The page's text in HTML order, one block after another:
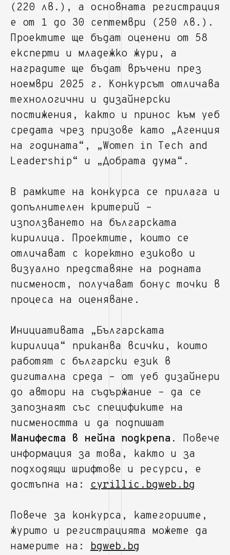
(220 лв.), а основната регистрация
е от 1 до 30 септември (250 лв.).
Проектите ще бъдат оценени от 58
експерти и младежко жури, а
наградите ще бъдат връчени през
ноември 2025 г. Конкурсът отличава
технологични и дизайнерски
постижения, както и принос към уеб
средата чрез призове като „Агенция
на годината“, „Women in Tech and
Leadership“ и „Добрата дума“.
В рамките на конкурса се прилага и
допълнителен критерий –
използването на българската
кирилица. Проектите, които се
отличават с коректно езиково и
визуално представяне на родната
писменост, получават бонус точки в
процеса на оценяване.
Инициативата „Българската
кирилица“ приканва всички, които
работят с български език в
дигитална среда – от уеб дизайнери
до автори на съдържание – да се
запознаят със спецификите на
писмеността и да подпишат
Манифеста в нейна подкрепа . Повече
информация за това, както и за
подходящи шрифтове и ресурси, е
достъпна на: cyrillic.bgweb.bg
Повече за конкурса, категориите,
журито и регистрацията можете да
намерите на: bgweb.bg